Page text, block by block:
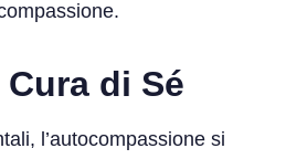
di Sé
l’autocompassione si